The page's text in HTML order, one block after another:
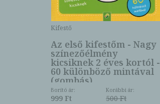
Kifestő
Az első kifestőm - Nagy
színezőélmény
kicsiknek 2 éves kortól -
60 különböző mintával
(gombás)
Borító ár:
999 Ft
Korábbi ár:
500 Ft